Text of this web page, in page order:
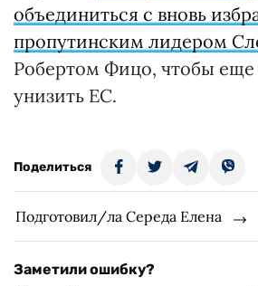
объединиться с вновь
пропутинским лидером
Робертом Фицо, чтобы
унизить ЕС.
Поделиться
Подготовил/ла Середа Елена
Заметили ошибку?